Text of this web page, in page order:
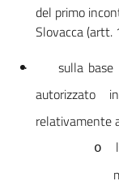
del primo
Slovacca (artt.
·
sulla base
autorizzato
relativamente
o